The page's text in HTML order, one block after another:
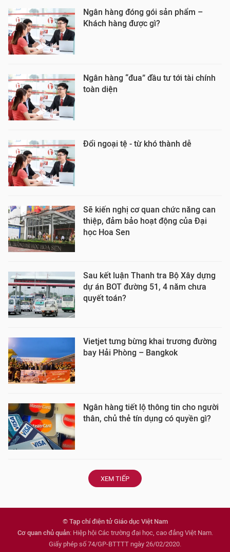
Ngân hàng đóng gói sản phẩm –
Khách hàng được gì?
Ngân hàng “đua” đầu tư tới tài chính
toàn diện
Đổi ngoại tệ - từ khó thành dễ
Sẽ kiến nghị cơ quan chức năng can
thiệp, đảm bảo hoạt động của Đại
học Hoa Sen
Sau kết luận Thanh tra Bộ Xây dựng
dự án BOT đường 51, 4 năm chưa
quyết toán?
Vietjet tưng bừng khai trương đường
bay Hải Phòng – Bangkok
Ngân hàng tiết lộ thông tin cho người
thân, chủ thẻ tín dụng có quyền gì?
XEM TIẾP
© Tạp chí điện tử Giáo dục Việt Nam
Cơ quan chủ quản: Hiệp hội Các trường đại học, cao đẳng Việt Nam.
Giấy phép số 74/GP-BTTTT ngày 26/02/2020.